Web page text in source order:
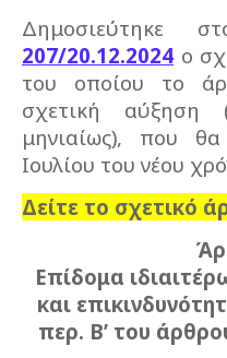
Δημοσιεύτηκε
207/20.12.2024 ο
του οποίου το
σχετική
μηνιαίως), που
Ιουλίου του νέου
Δείτε το σχετικό
Επίδομα
και
περ. Β’ του